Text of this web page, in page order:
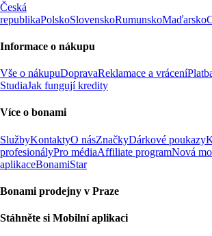
Česká
republikaPolskoSlovenskoRumunskoMaďarsko
Informace o nákupu
Vše o nákupuDopravaReklamace a vrácení
StudiaJak fungují kredity
Více o bonami
SlužbyKontaktyO násZnačkyDárkové poukazy
profesionályPro médiaAffiliate programNová
aplikaceBonamiStar
Bonami prodejny v Praze
Stáhněte si Mobilní aplikaci